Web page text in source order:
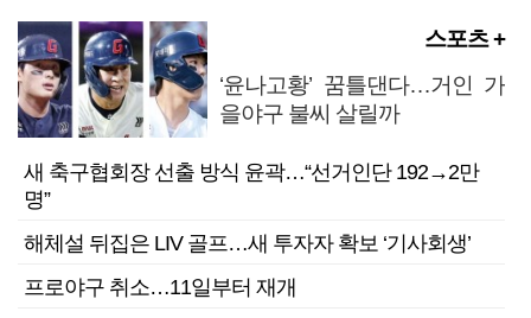
스포츠 +
‘윤나고황’ 꿈틀댄다…거인 가
을야구 불씨 살릴까
새 축구협회장 선출 방식 윤곽…“선거인단 192→2만
명”
해체설 뒤집은 LIV 골프…새 투자자 확보 ‘기사회생’
프로야구 취소…11일부터 재개